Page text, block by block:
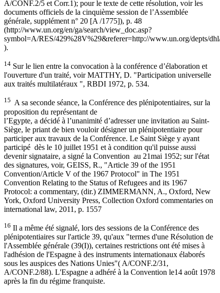
A/CONF.2/5 et Corr.1); pour le texte de cette résolution, voir les
documents officiels de la cinquième session de l’Assemblée
générale, supplément n° 20 [A /1775]), p. 48
(http://www.un.org/en/ga/search/view_doc.asp?
symbol=A/RES/429%28V%29&referer=http://www.un.org/depts/
).
14 Sur le lien entre la convocation à la conférence d’élaboration et
l'ouverture d'un traité, voir MATTHY, D. "Participation universelle
aux traités multilatéraux ", RBDI 1972, p. 534.
15 A sa seconde séance, la Conférence des plénipotentiaires, sur la
proposition du représentant de
l’Egypte, a décidé à l’unanimité d’adresser une invitation au Saint-
Siège, le priant de bien vouloir désigner un plénipotentiaire pour
participer aux travaux de la Conférence. Le Saint Siège y ayant
participé dès le 10 juillet 1951 et à condition qu'il puisse aussi
devenir signataire, a signé la Convention au 21mai 1952; sur l'état
des signatures, voir, GEISS, R., "Article 39 of the 1951
Convention/Article V of the 1967 Protocol" in The 1951
Convention Relating to the Status of Refugees and its 1967
Protocol: a commentary, (dir.) ZIMMERMANN, A., Oxford, New
York, Oxford University Press, Collection Oxford commentaries on
international law, 2011, p. 1557
16 Il a même été signalé, lors des sessions de la Conférence des
plénipotentiaires sur l'article 39, qu'aux "termes d'une Résolution de
l'Assemblée générale (39(I)), certaines restrictions ont été mises à
l'adhésion de l'Espagne à des instruments internationaux élaborés
sous les auspices des Nations Unies"( A/CONF.2/31,
A/CONF.2/88). L'Espagne a adhéré à la Convention le14 août 1978
après la fin du régime franquiste.